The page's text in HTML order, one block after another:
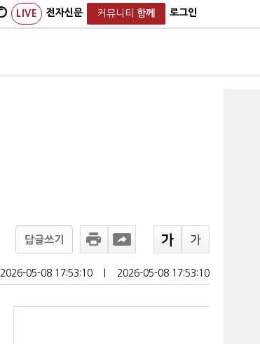
LIVE 전자신문 커뮤니티 함께 로그인
답글쓰기
2026-05-08 17:53:10 2026-05-08 17:53:10